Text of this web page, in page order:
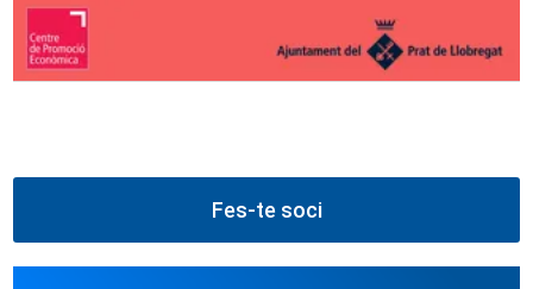
Fes-te soci